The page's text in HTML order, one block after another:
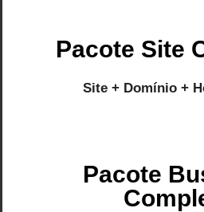
Pacote Site
Site + Domínio +
Pacote